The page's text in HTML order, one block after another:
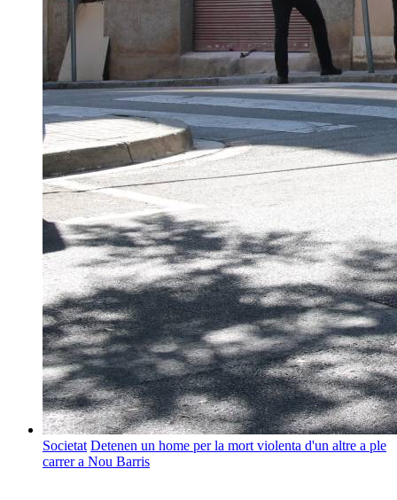
Societat Detenen un home per la mort violenta d'un altre a ple
carrer a Nou Barris